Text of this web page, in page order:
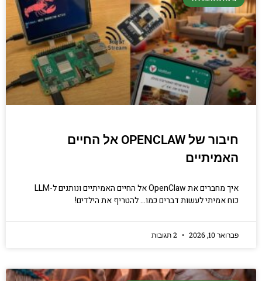
חיבור של OPENCLAW אל החיים
האמיתיים
איך מחברים את OpenClaw אל החיים האמיתיים ונותנים ל-LLM
כוח אמיתי לעשות דברים כמו… להטריף את הילדים!
פברואר 10, 2026